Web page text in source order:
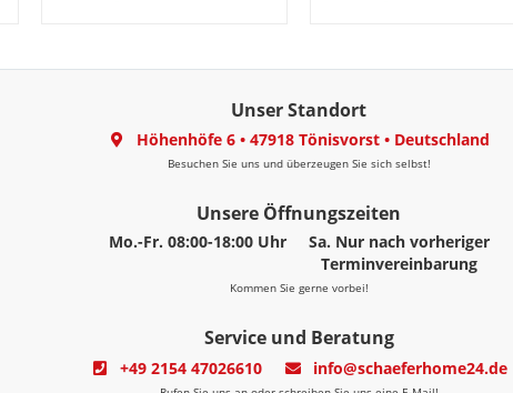
Unser Standort
Höhenhöfe 6• 47918 Tönisvorst• Deutschland
Besuchen Sie uns und überzeugen Sie sich selbst!
Unsere Öffnungszeiten
Mo.-Fr. 08:00-18:00 Uhr
Sa. Nur nach vorheriger
Terminvereinbarung
Kommen Sie gerne vorbei!
Service und Beratung
+49 2154 47026610 info@schaeferhome24.de